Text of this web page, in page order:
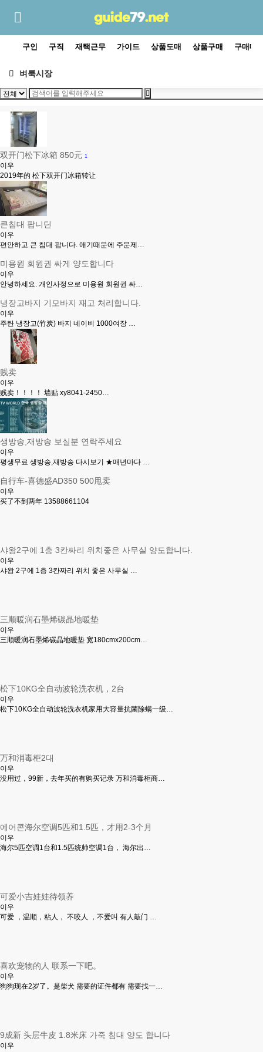
구인 구직 재택근무 가이드 상품도매 상품구매 구매대
벼룩시장
双开门松下冰箱 850元 1
이우
2019年的 松下双开门冰箱转让
큰침대 팝니딘
이우
편안하고 큰 침대 팝니다. 애기때문에 주문제…
미용원 회원권 싸게 양도합니다
이우
안녕하세요. 개인사정으로 미용원 회원권 싸…
냉장고바지 기모바지 재고 처리합니다.
이우
주탄 냉장고(竹炭) 바지 네이비 1000여장 …
贱卖
이우
贱卖！！！！ 墙贴 xy8041-2450…
생방송,재방송 보실분 연락주세요
이우
평생무료 생방송,재방송 다시보기 ★매년마다 …
自行车-喜德盛AD350 500甩卖
이우
买了不到两年 13588661104
샤왕2구에 1층 3칸짜리 위치좋은 사무실 양도합니다.
이우
샤왕 2구에 1층 3칸짜리 위치 좋은 사무실 …
三顺暖润石墨烯碳晶地暖垫
이우
三顺暖润石墨烯碳晶地暖垫 宽180cmx200cm…
松下10KG全自动波轮洗衣机，2台
이우
松下10KG全自动波轮洗衣机家用大容量抗菌除螨一级…
万和消毒柜2대
이우
没用过，99新，去年买的有购买记录 万和消毒柜商…
에어콘海尔空调5匹和1.5匹，才用2-3个月
이우
海尔5匹空调1台和1.5匹统帅空调1台， 海尔出…
可爱小吉娃娃待领养
이우
可爱 ，温顺，粘人， 不咬人 ，不爱叫 有人敲门 …
喜欢宠物的人 联系一下吧。
이우
狗狗现在2岁了。是柴犬 需要的证件都有 需要找一…
9成新 头层牛皮 1.8米床 가죽 침대 양도 합니다
이우